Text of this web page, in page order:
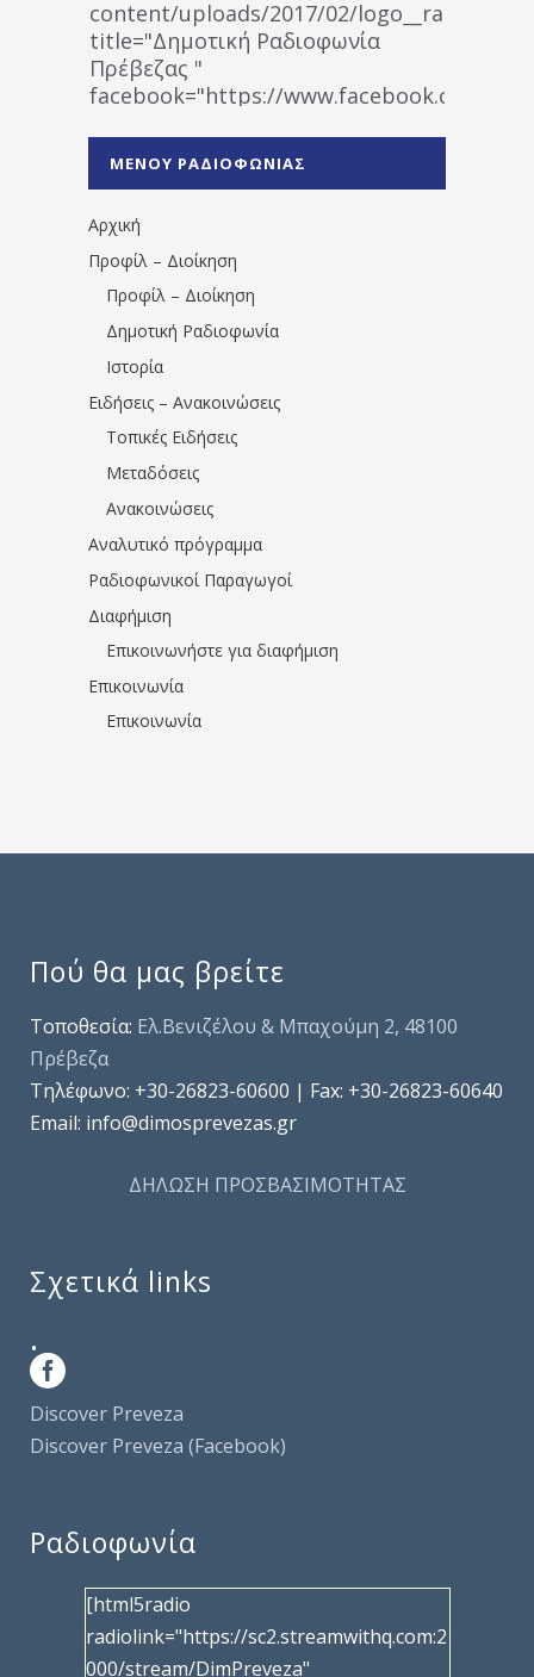
content/uploads/2017/02/
title="Δημοτική Ραδιοφωνία
Πρέβεζας "
facebook="https://www.facebook.com/
1531194763766854/" artist="" ]
ΜΕΝΟΥ ΡΑΔΙΟΦΩΝΙΑΣ
Αρχική
Προφίλ – Διοίκηση
Προφίλ – Διοίκηση
Δημοτική Ραδιοφωνία
Ιστορία
Ειδήσεις – Ανακοινώσεις
Τοπικές Ειδήσεις
Μεταδόσεις
Ανακοινώσεις
Αναλυτικό πρόγραμμα
Ραδιοφωνικοί Παραγωγοί
Διαφήμιση
Επικοινωνήστε για διαφήμιση
Επικοινωνία
Επικοινωνία
Πού θα μας βρείτε
Τοποθεσία: Ελ.Βενιζέλου & Μπαχούμη 2, 48100
Πρέβεζα
Τηλέφωνo: +30-26823-60600 | Fax: +30-26823-60640
Email: info@dimosprevezas.gr
ΔΗΛΩΣΗ ΠΡΟΣΒΑΣΙΜΟΤΗΤΑΣ
Σχετικά links
.
Discover Preveza
Discover Preveza (Facebook)
Ραδιοφωνία
[html5radio
radiolink="https://sc2.streamwithq.com:2
000/stream/DimPreveza"